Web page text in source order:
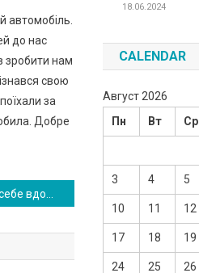
автомобіль.
до нас
зробити нам
свою
за
Добре
18.06.2024
CALENDAR
Август 2026
Пн
Вт Ср
3 4 5
10 11 12
17 18 19
24 25 26